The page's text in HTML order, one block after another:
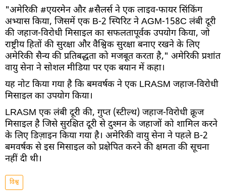
"अमेरिकी #एयरमेन और #सैलर्स ने एक लाइव-फायर सिंकिंग
अभ्यास किया, जिसमें एक B-2 स्पिरिट ने AGM-158C लंबी दूरी
की जहाज-विरोधी मिसाइल का सफलतापूर्वक उपयोग किया, जो
राष्ट्रीय हितों की सुरक्षा और वैश्विक सुरक्षा बनाए रखने के लिए
अमेरिकी सैन्य की प्रतिबद्धता को मजबूत करता है," अमेरिकी प्रशांत
वायु सेना ने सोशल मीडिया पर एक बयान में कहा।
यह नोट किया गया है कि बमवर्षक ने एक LRASM जहाज-विरोधी
मिसाइल का उपयोग किया।
LRASM एक लंबी दूरी की, गुप्त (स्टील्थ) जहाज-विरोधी क्रूज
मिसाइल है जिसे सुरक्षित दूरी से दुश्मन के जहाजों को शामिल करने
के लिए डिज़ाइन किया गया है। अमेरिकी वायु सेना ने पहले B-2
बमवर्षक से इस मिसाइल को प्रक्षेपित करने की क्षमता की सूचना
नहीं दी थी।
विश्व